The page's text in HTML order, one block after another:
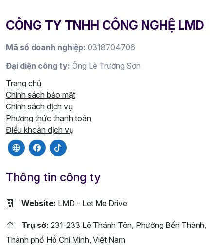
CÔNG TY TNHH CÔNG NGHỆ LMD
Mã số doanh nghiệp: 0318704706
Đại diện công ty: Ông Lê Trường Sơn
Trang chủ
Chính sách bảo mật
Chính sách dịch vụ
Phương thức thanh toán
Điều khoản dịch vụ
Thông tin công ty
Website: LMD - Let Me Drive
Trụ sở: 231-233 Lê Thánh Tôn, Phường Bến Thành,
Thành phố Hồ Chí Minh, Việt Nam